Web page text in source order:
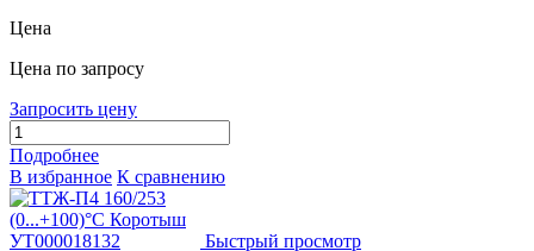
Цена
Цена по запросу
Запросить цену
Подробнее
В избранное К сравнению
Быстрый просмотр